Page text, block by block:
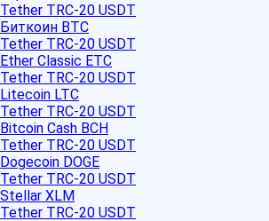
Tether TRC-20 USDT
Биткоин BTC
Tether TRC-20 USDT
Ether Classic ETC
Tether TRC-20 USDT
Litecoin LTC
Tether TRC-20 USDT
Bitcoin Cash BCH
Tether TRC-20 USDT
Dogecoin DOGE
Tether TRC-20 USDT
Stellar XLM
Tether TRC-20 USDT